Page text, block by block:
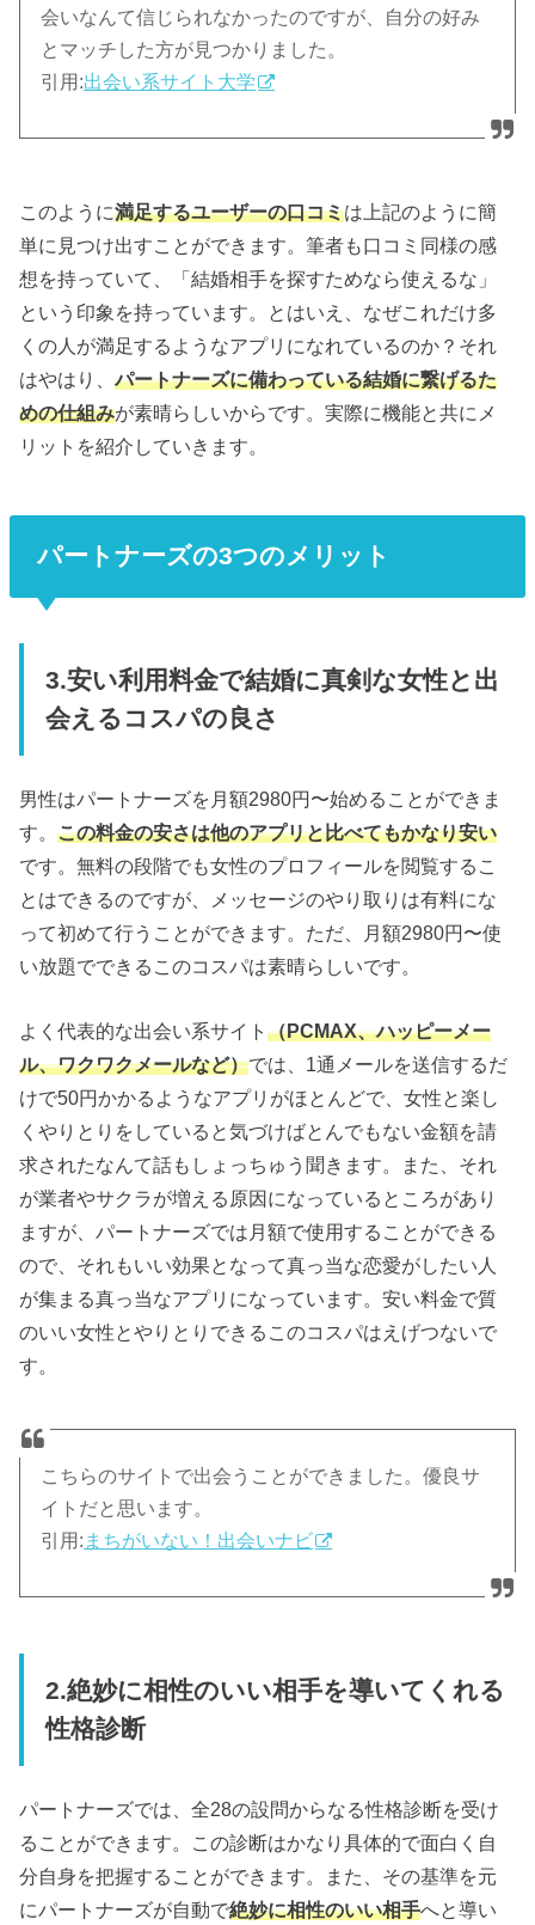
会いなんて信じられなかったのですが、自分の好み
とマッチした方が見つかりました。
引用:出会い系サイト大学
このように満足するユーザーの口コミは上記のように簡
単に見つけ出すことができます。筆者も口コミ同様の感
想を持っていて、「結婚相手を探すためなら使えるな」
という印象を持っています。とはいえ、なぜこれだけ多
くの人が満足するようなアプリになれているのか？それ
はやはり、パートナーズに備わっている結婚に繋げるた
めの仕組みが素晴らしいからです。実際に機能と共にメ
リットを紹介していきます。
パートナーズの3つのメリット
3.安い利用料金で結婚に真剣な女性と出
会えるコスパの良さ
男性はパートナーズを月額2980円〜始めることができま
す。この料金の安さは他のアプリと比べてもかなり安い
です。無料の段階でも女性のプロフィールを閲覧するこ
とはできるのですが、メッセージのやり取りは有料にな
って初めて行うことができます。ただ、月額2980円〜使
い放題でできるこのコスパは素晴らしいです。
よく代表的な出会い系サイト（PCMAX、ハッピーメー
ル、ワクワクメールなど）では、1通メールを送信するだ
けで50円かかるようなアプリがほとんどで、女性と楽し
くやりとりをしていると気づけばとんでもない金額を請
求されたなんて話もしょっちゅう聞きます。また、それ
が業者やサクラが増える原因になっているところがあり
ますが、パートナーズでは月額で使用することができる
ので、それもいい効果となって真っ当な恋愛がしたい人
が集まる真っ当なアプリになっています。安い料金で質
のいい女性とやりとりできるこのコスパはえげつないで
す。
こちらのサイトで出会うことができました。優良サ
イトだと思います。
引用: まちがいない！出会いナビ
2.絶妙に相性のいい相手を導いてくれる
性格診断
パートナーズでは、全28の設問からなる性格診断を受け
ることができます。この診断はかなり具体的で面白く自
分自身を把握することができます。また、その基準を元
にパートナーズが自動で絶妙に相性のいい相手へと導い